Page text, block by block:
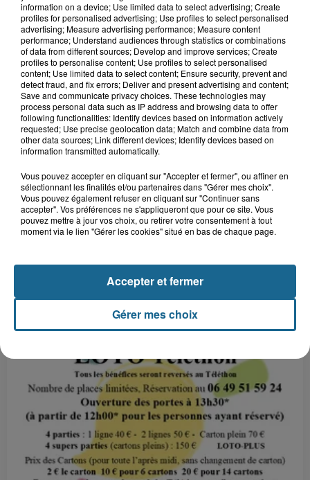
Gagnez vos entrées pour Dennlys
Parc
Gagnez vos entrées pour le parc
Bagatelle
Gagnez vos entrées pour Plopsaland
information on a device; Use limited data to select advertising; Create
profiles for personalised advertising; Use profiles to select personalised
advertising; Measure advertising performance; Measure content
performance; Understand audiences through statistics or combinations
of data from different sources; Develop and improve services; Create
profiles to personalise content; Use profiles to select personalised
content; Use limited data to select content; Ensure security, prevent and
detect fraud, and fix errors; Deliver and present advertising and content;
Save and communicate privacy choices. These technologies may
process personal data such as IP address and browsing data to offer
following functionalities: Identify devices based on information actively
requested; Use precise geolocation data; Match and combine data from
other data sources; Link different devices; Identify devices based on
information transmitted automatically.
Vous pouvez accepter en cliquant sur "Accepter et fermer", ou affiner en
sélectionnant les finalités et/ou partenaires dans "Gérer mes choix".
Vous pouvez également refuser en cliquant sur "Continuer sans
accepter". Vos préférences ne s'appliqueront que pour ce site. Vous
pouvez mettre à jour vos choix, ou retirer votre consentement à tout
moment via le lien "Gérer les cookies" situé en bas de chaque page.
Gérer mes choix
Accepter et fermer